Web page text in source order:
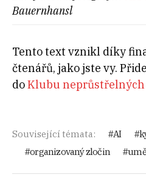
Bauernhansl
Tento text vznikl díky
čtenářů, jako jste vy.
doKlubu neprůstřelných
Související témata: AI
organizovaný zločin